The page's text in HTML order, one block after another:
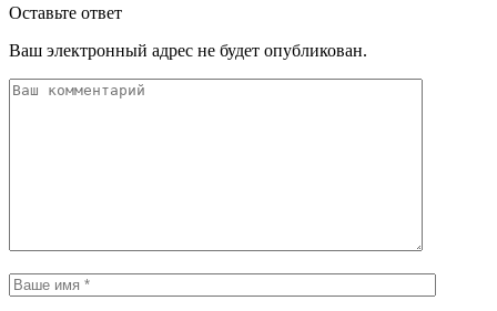
Оставьте ответ
Ваш электронный адрес не будет опубликован.